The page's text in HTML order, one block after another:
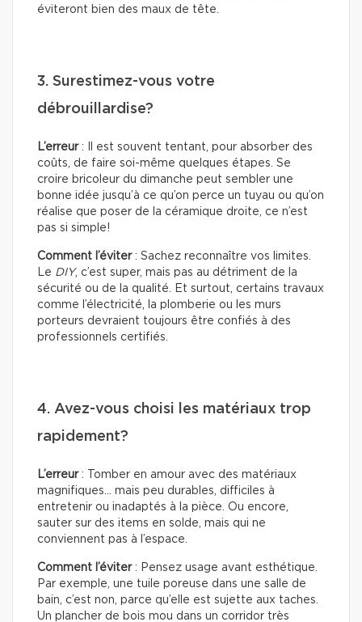
éviteront bien des maux de tête.
3. Surestimez-vous votre
débrouillardise?
L’erreur: Il est souvent tentant, pour absorber des
coûts, de faire soi-même quelques étapes. Se
croire bricoleur du dimanche peut sembler une
bonne idée jusqu’à ce qu’on perce un tuyau ou qu’on
réalise que poser de la céramique droite, ce n’est
pas si simple!
Comment l’éviter: Sachez reconnaître vos limites.
Le DIY, c’est super, mais pas au détriment de la
sécurité ou de la qualité. Et surtout, certains travaux
comme l’électricité, la plomberie ou les murs
porteurs devraient toujours être confiés à des
professionnels certifiés.
4. Avez-vous choisi les matériaux trop
rapidement?
L’erreur: Tomber en amour avec des matériaux
magnifiques… mais peu durables, difficiles à
entretenir ou inadaptés à la pièce. Ou encore,
sauter sur des items en solde, mais qui ne
conviennent pas à l’espace.
Comment l’éviter: Pensez usage avant esthétique.
Par exemple, une tuile poreuse dans une salle de
bain, c’est non, parce qu’elle est sujette aux taches.
Un plancher de bois mou dans un corridor très